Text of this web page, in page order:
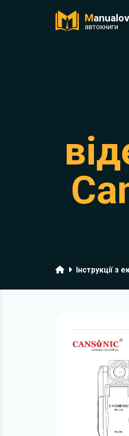
M
автокниги
ГоловнаІнструкції з